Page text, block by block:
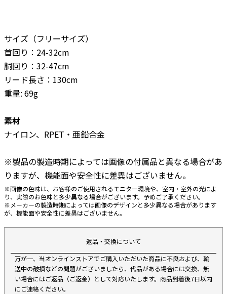
サイズ（フリーサイズ）
首回り：24-32cm
胴回り：32-47cm
リード長さ：130cm
重量: 69g
素材
ナイロン、RPET・亜鉛合金
※製品の製造時期によっては画像の付属品と異なる場合があ
りますが、機能面や安全性に差異はございません。
※画像の色味は、お客様のご使用されるモニター環境や、室内・室外の光によ
り、実際のお色味と多少異なる場合がございます。予めご了承ください。
※メーカーの製造時期によっては画像のデザインと多少異なる場合があります
が、機能面や安全性に差異はございません。
返品・交換について
万が一、当オンラインストアでご購入いただいた商品に不良および、輸
送中の破損などの問題がございましたら、代品がある場合には交換、無
い場合にはご返品（ご返金）として対応いたします。商品到着後7日以内
にご連絡ください。